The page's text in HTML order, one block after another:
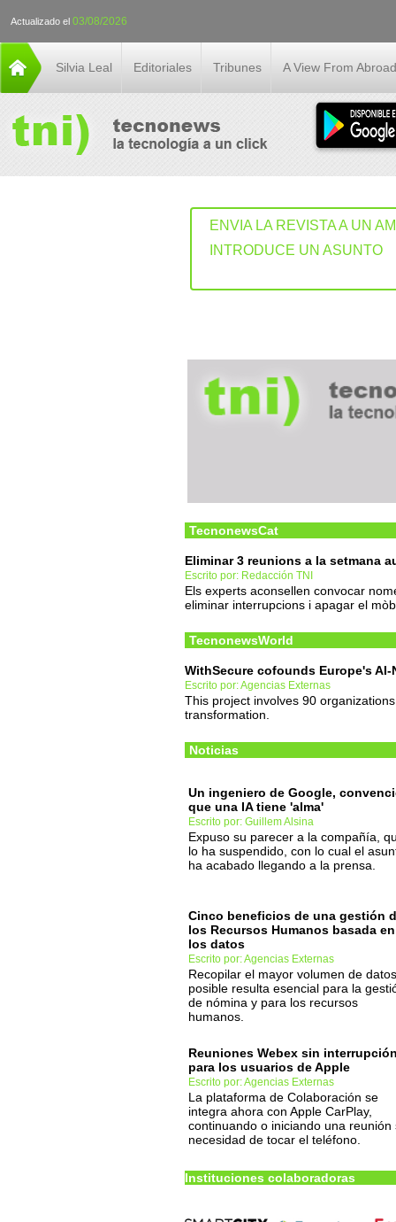
Actualizado el 03/08/2026
Silvia Leal Editoriales Tribunes A View From Abroad
ENVIA LA REVISTA A UN
INTRODUCE UN ASUNTO
TecnonewsCat
Eliminar 3 reunions a la setmana
Escrito por: Redacción TNI
Els experts aconsellen convocar
eliminar interrupcions i apagar el
TecnonewsWorld
WithSecure cofounds Europe's
Escrito por: Agencias Externas
This project involves 90
transformation.
Noticias
Un ingeniero de Google,
que una IA tiene 'alma'
Escrito por: Guillem Alsina
Expuso su parecer a la compañía,
lo ha suspendido, con lo cual el
ha acabado llegando a la prensa.
Cinco beneficios de una gestión
los Recursos Humanos basada en
los datos
Escrito por: Agencias Externas
Recopilar el mayor volumen de datos
posible resulta esencial para la
de nómina y para los recursos
humanos.
Reuniones Webex sin
para los usuarios de Apple
Escrito por: Agencias Externas
La plataforma de Colaboración se
integra ahora con Apple CarPlay,
continuando o iniciando una reunión
necesidad de tocar el teléfono.
Instituciones colaboradoras